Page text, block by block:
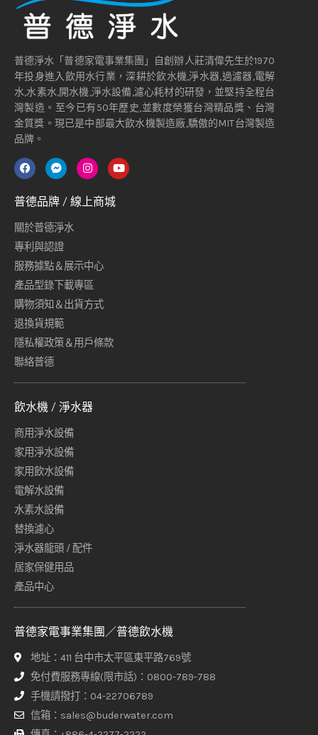
普德淨水「普德家電事業集團」自創辦人莊清偉先生於1970
年投身進入飲用水行業，深耕於飲水機,淨水器,過濾器,電解
水,水素水,開水機,淨水設備,濾心耗材的研發，並堅持全程台
灣製造。至今已有50年歷史,並數度榮獲台灣精品獎、台灣
金質獎。現已是中部最大飲水機製造廠,驕傲的MIT台灣製造
品牌。
普德品牌 / 線上商城
關於普德淨水
專利與認證
服務據點＆展示中心
產品型錄下載專區
購物須知＆出貨方式
退換貨規範
隱私權政策＆用戶條款
聯絡普德
飲水機 / 淨水器
商用淨水設備
家用淨水設備
家用飲水設備
電解水設備
水素水設備
替換濾心
淨水器龍頭 / 配件
居家保健用品
產品中心
普德家電事業集團／普德飲水機
地址：411 台中市太平區東平路769號
免付費服務專線(限市話)：0800-789-788
手機請撥打：04-22706789
信箱：sales@buderwater.com